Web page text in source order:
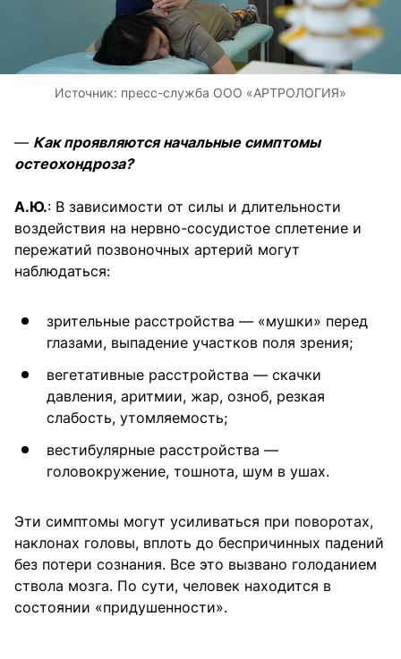
Источник: пресс-служба ООО «АРТРОЛОГИЯ»
— Как проявляются начальные симптомы
остеохондроза?
А.Ю.: В зависимости от силы и длительности
воздействия на нервно-сосудистое сплетение и
пережатий позвоночных артерий могут
наблюдаться:
зрительные расстройства — «мушки» перед
глазами, выпадение участков поля зрения;
вегетативные расстройства — скачки
давления, аритмии, жар, озноб, резкая
слабость, утомляемость;
вестибулярные расстройства —
головокружение, тошнота, шум в ушах.
Эти симптомы могут усиливаться при поворотах,
наклонах головы, вплоть до беспричинных падений
без потери сознания. Все это вызвано голоданием
ствола мозга. По сути, человек находится в
состоянии «придушенности».